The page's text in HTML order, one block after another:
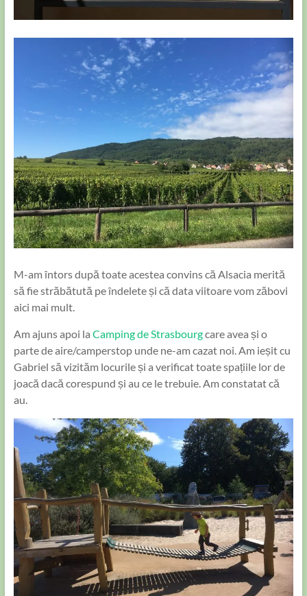
M-am întors după toate acestea convins că Alsacia merită
să fie străbătută pe îndelete și că data viitoare vom zăbovi
aici mai mult.
Am ajuns apoi la Camping de Strasbourgcare avea și o
parte de aire/camperstop unde ne-am cazat noi. Am ieșit cu
Gabriel să vizităm locurile și a verificat toate spațiile lor de
joacă dacă corespund și au ce le trebuie. Am constatat că
au.